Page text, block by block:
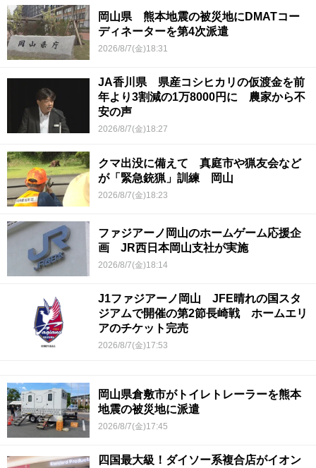
岡山県 熊本地震の被災地にDMATコー
ディネーターを第4次派遣
2026/8/7(金)18:31
JA香川県 県産コシヒカリの仮渡金を前
年より3割減の1万8000円に 農家から不
安の声
2026/8/7(金)18:27
クマ出没に備えて 真庭市や猟友会など
が「緊急銃猟」訓練 岡山
2026/8/7(金)18:23
ファジアーノ岡山のホームゲーム応援企
画 JR西日本岡山支社が実施
2026/8/7(金)18:14
J1ファジアーノ岡山 JFE晴れの国スタ
ジアムで開催の第2節長崎戦 ホームエリ
アのチケット完売
2026/8/7(金)17:53
岡山県倉敷市がトイレトレーラーを熊本
地震の被災地に派遣
2026/8/7(金)17:45
四国最大級！ダイソー系複合店がイオン